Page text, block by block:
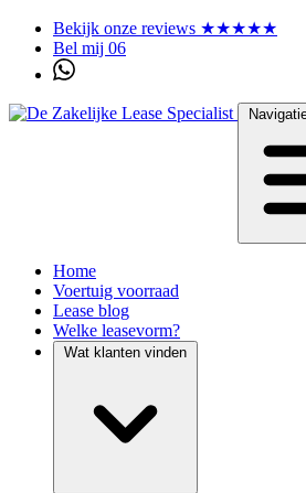
Bekijk onze reviews ★★★★★
Bel mij 06
Home
Voertuig voorraad
Lease blog
Welke leasevorm?
Wat klanten vinden